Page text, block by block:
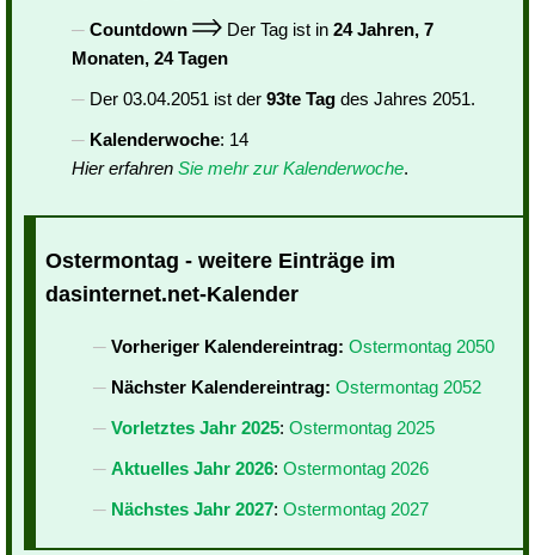
Countdown
Der Tag ist in 24 Jahren, 7
Monaten, 24 Tagen
Der 03.04.2051 ist der 93te Tag des Jahres 2051.
Kalenderwoche: 14
Hier erfahren Sie mehr zur Kalenderwoche.
Ostermontag - weitere Einträge im
dasinternet.net-Kalender
Vorheriger Kalendereintrag: Ostermontag 2050
Nächster Kalendereintrag: Ostermontag 2052
Vorletztes Jahr 2025: Ostermontag 2025
Aktuelles Jahr 2026: Ostermontag 2026
Nächstes Jahr 2027: Ostermontag 2027